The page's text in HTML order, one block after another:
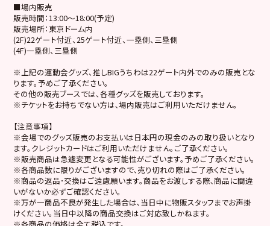
■場内販売
販売時間：13:00～18:00(予定)
販売場所：東京ドーム内
(2F)22ゲート付近、25ゲート付近、一塁側、三塁側
(4F)一塁側、三塁側
※上記の運動会グッズ、推しBIGうちわは22ゲート内外でのみの販売とな
ります。予めご了承ください。
その他の販売ブースでは、各種グッズを販売しております。
※チケットをお持ちでない方は､場内販売はご利用いただけません。
【注意事項】
※会場でのグッズ販売のお支払いは日本円の現金のみの取り扱いとなり
ます。クレジットカードはご利用いただけません。ご了承ください。
※販売商品は急遽変更となる可能性がございます。予めご了承ください。
※各商品数に限りがございますので､売り切れの際はご了承ください。
※商品の返品･交換はご遠慮願います。商品をお渡しする際､商品に間違
いがないか必ずご確認ください。
※万が一商品不良が発生した場合は､当日中に物販スタッフまでお声掛
けください。当日中以降の商品交換はご対応致しかねます。
※各商品の価格は全て税込です。